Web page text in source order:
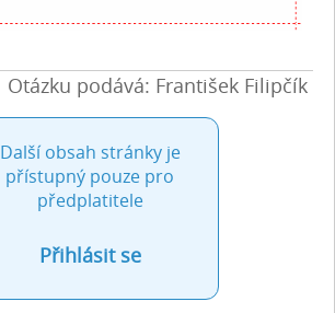
Otázku podává: František Filipčík
Další obsah stránky je
přístupný pouze pro
předplatitele
Přihlásit se